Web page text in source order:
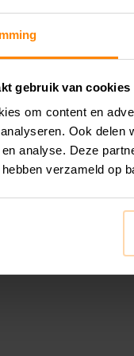
gebruik van cookies
om content en
Ook delen
analyse. Deze
verzameld op